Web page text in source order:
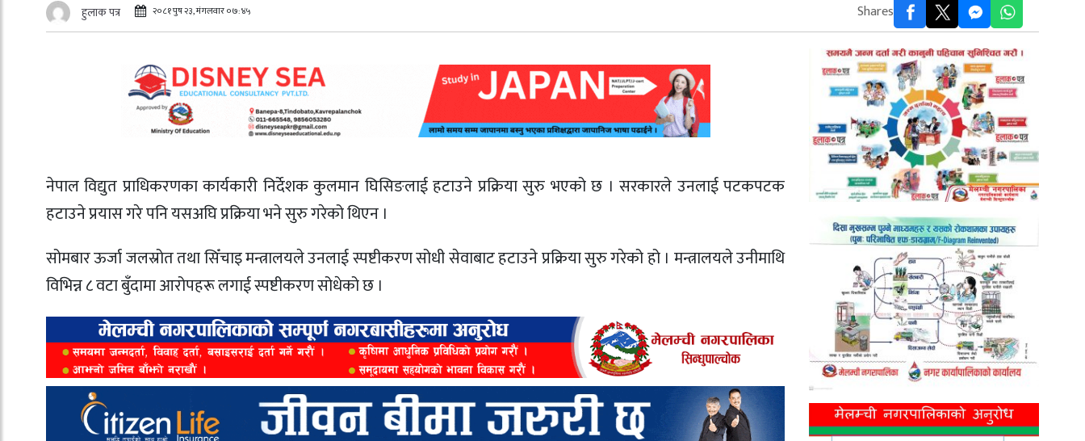
हुलाक पत्र २०८१ पुष २३, मंगलवार ०७:४५ Shares
नेपाल विद्युत प्राधिकरणका कार्यकारी निर्देशक कुलमान घिसिङलाई हटाउने प्रक्रिया सुरु भएको छ । सरकारले उनलाई पटकपटक
हटाउने प्रयास गरे पनि यसअघि प्रक्रिया भने सुरु गरेको थिएन ।
सोमबार ऊर्जा जलस्रोत तथा सिँचाइ मन्त्रालयले उनलाई स्पष्टीकरण सोधी सेवाबाट हटाउने प्रक्रिया सुरु गरेको हो । मन्त्रालयले उनीमाथि
विभिन्न ८ वटा बुँदामा आरोपहरू लगाई स्पष्टीकरण सोधेको छ ।